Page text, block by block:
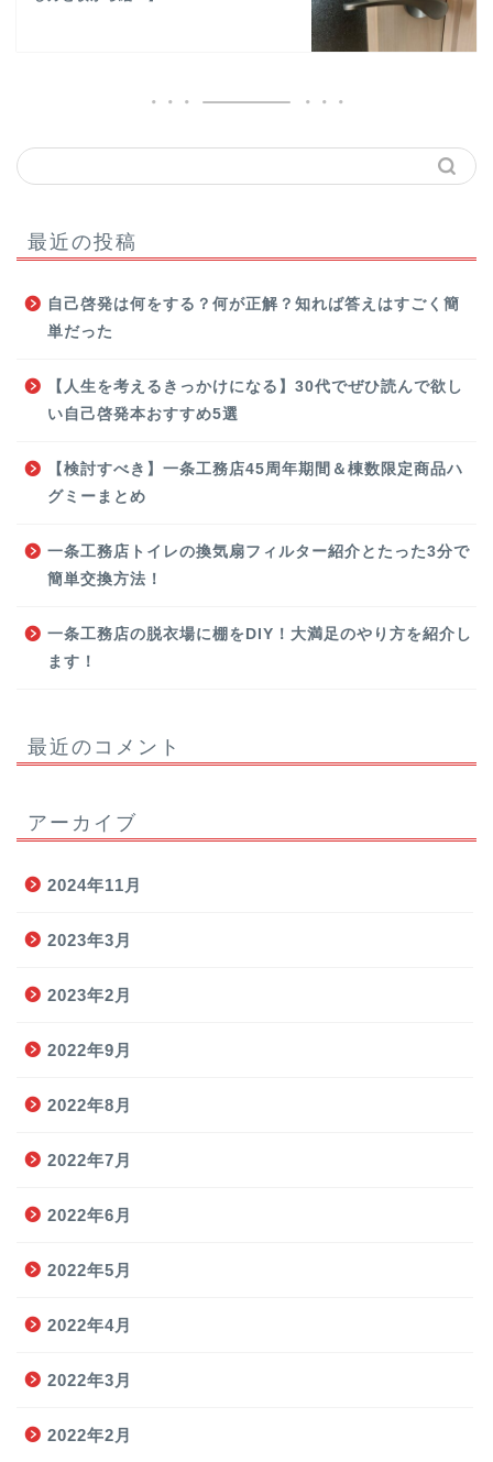
最近の投稿
自己啓発は何をする？何が正解？知れば答えはすごく簡
単だった
【人生を考えるきっかけになる】30代でぜひ読んで欲し
い自己啓発本おすすめ5選
【検討すべき】一条工務店45周年期間＆棟数限定商品ハ
グミーまとめ
一条工務店トイレの換気扇フィルター紹介とたった3分で
簡単交換方法！
一条工務店の脱衣場に棚をDIY！大満足のやり方を紹介し
ます！
最近のコメント
アーカイブ
2024年11月
2023年3月
2023年2月
2022年9月
2022年8月
2022年7月
2022年6月
2022年5月
2022年4月
2022年3月
2022年2月